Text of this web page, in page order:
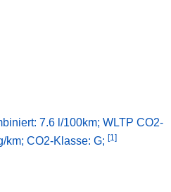
7.6 l/100km; WLTP CO2-
km; CO2-Klasse: G; [1]